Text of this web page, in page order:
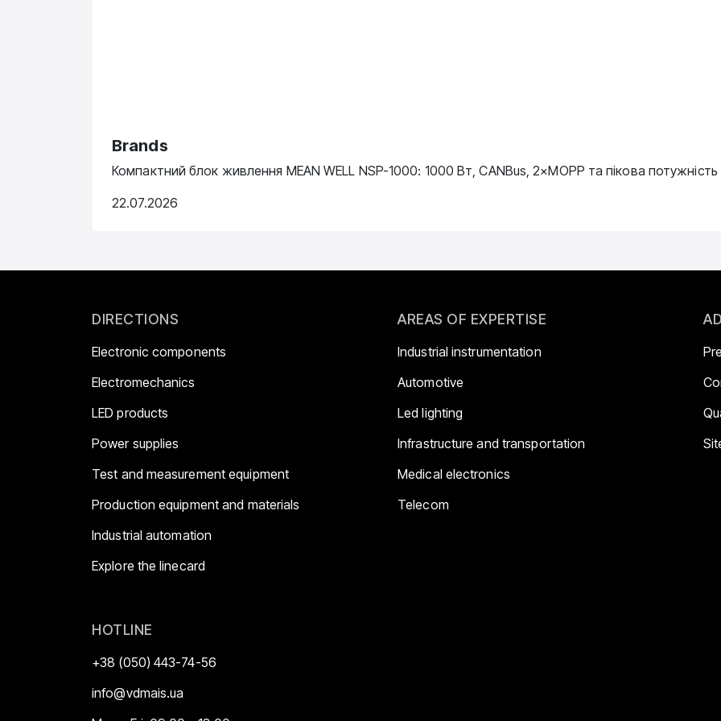
Brands
Компактний блок живлення MEAN WELL NSP-1000: 1000 Вт, CANBus, 2×MOPP та пікова потужність
22.07.2026
DIRECTIONS
Electronic components
Electromechanics
LED products
Power supplies
Test and measurement equipment
Production equipment and materials
Industrial automation
Explore the linecard
AREAS OF EXPERTISE
Industrial instrumentation
Automotive
Led lighting
Infrastructure and transportation
Medical electronics
Telecom
HOTLINE
+38 (050) 443-74-56
info@vdmais.ua